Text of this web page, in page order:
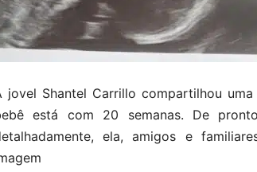
jovel Shantel Carrillo compartilhou
está com 20 semanas. De
ela, amigos e